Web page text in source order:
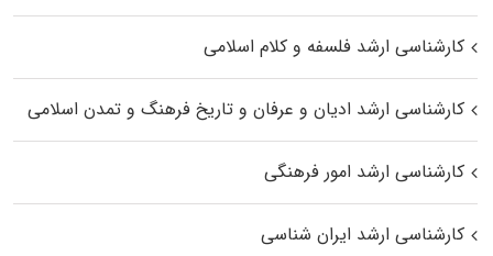
کارشناسی ارشد فلسفه و کلام اسلامی
کارشناسی ارشد ادیان و عرفان و تاریخ فرهنگ و تمدن اسلامی
کارشناسی ارشد امور فرهنگی
کارشناسی ارشد ایران شناسی